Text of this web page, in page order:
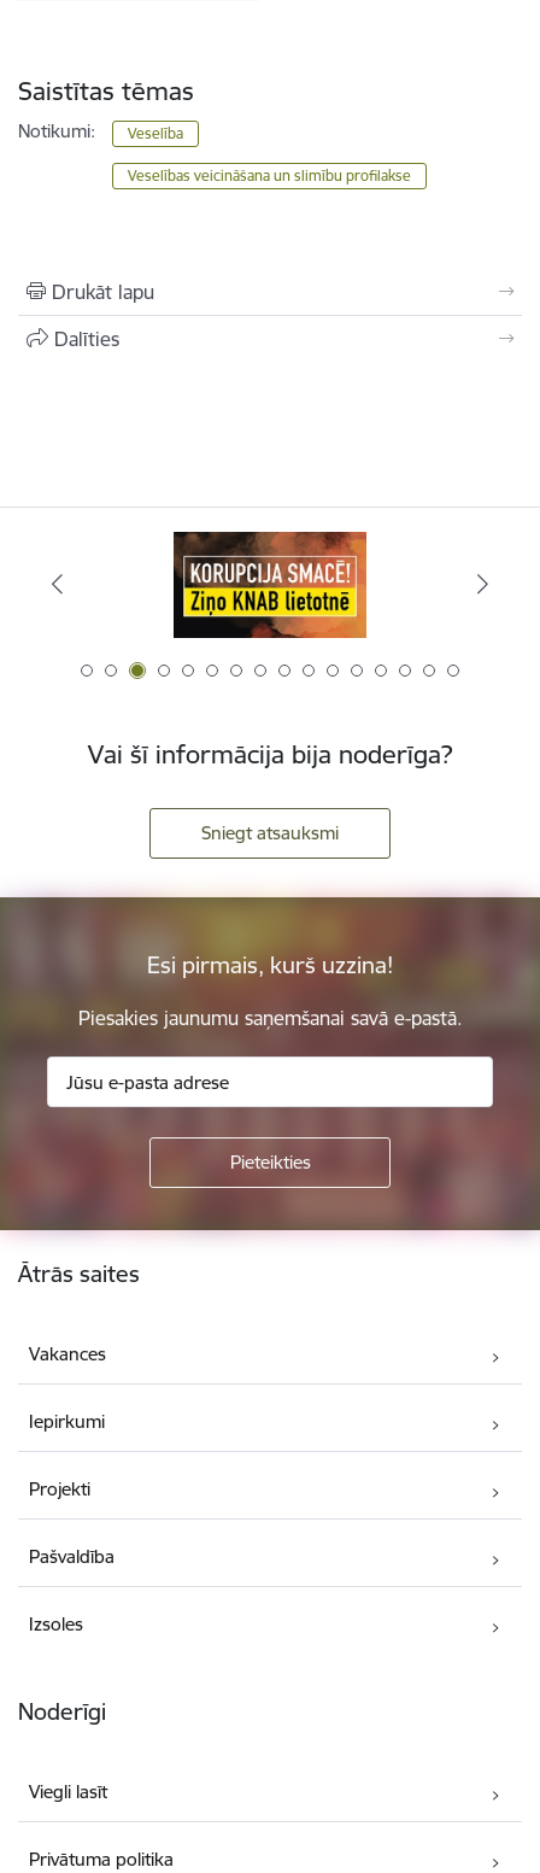
Saistītas tēmas
Notikumi: Veselība
Veselības veicināšana un slimību profilakse
Drukāt lapu
Dalīties
Vai šī informācija bija noderīga?
Sniegt atsauksmi
Esi pirmais, kurš uzzina!
Piesakies jaunumu saņemšanai savā e-pastā.
Kājene
Ātrās saites
Vakances
Iepirkumi
Projekti
Pašvaldība
Izsoles
Noderīgi
Viegli lasīt
Privātuma politika